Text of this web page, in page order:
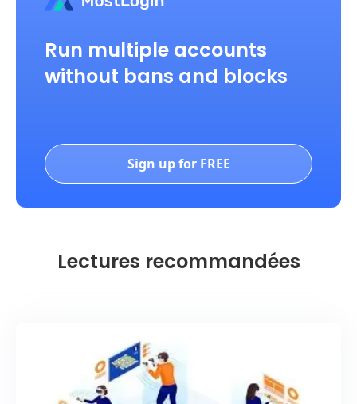
Run multiple accounts
without bans and blocks
Sign up for FREE
Lectures recommandées